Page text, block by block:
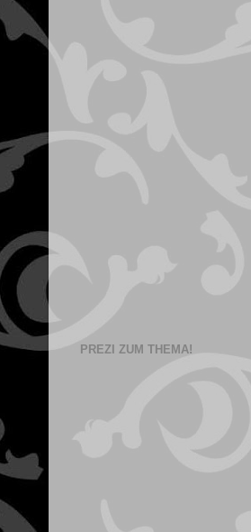
PREZI ZUM THEMA!